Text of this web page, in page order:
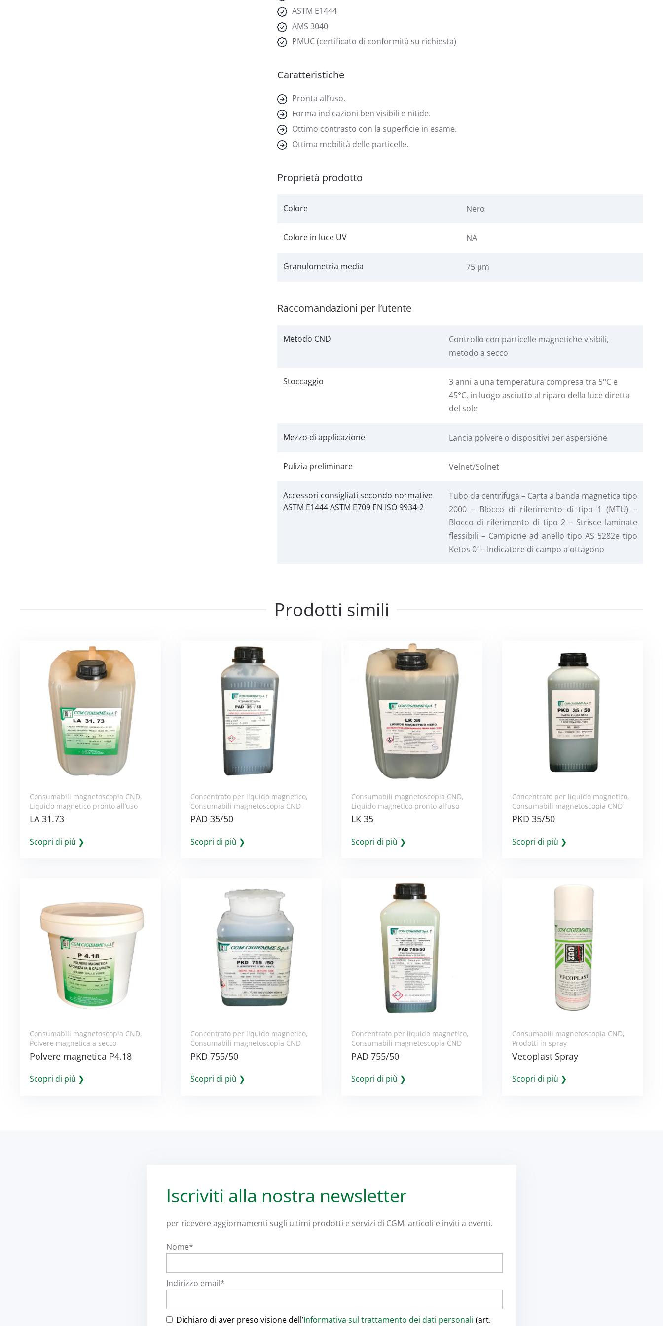
ASTM E1444
AMS 3040
PMUC (certificato di conformità su richiesta)
Caratteristiche
Pronta all’uso.
Forma indicazioni ben visibili e nitide.
Ottimo contrasto con la superficie in esame.
Ottima mobilità delle particelle.
Proprietà prodotto
Colore Nero
Colore in luce UV NA
Granulometria media 75 μm
Raccomandazioni per l’utente
Metodo CND
Controllo con particelle magnetiche visibili,
metodo a secco
Stoccaggio
3 anni a una temperatura compresa tra 5°C e
45°C, in luogo asciutto al riparo della luce diretta
del sole
Mezzo di applicazione Lancia polvere o dispositivi per aspersione
Pulizia preliminare Velnet/Solnet
Accessori consigliati secondo normative
ASTM E1444 ASTM E709 EN ISO 9934-2
Tubo da centrifuga – Carta a banda magnetica tipo
2000 – Blocco di riferimento di tipo 1 (MTU) –
Blocco di riferimento di tipo 2 – Strisce laminate
flessibili – Campione ad anello tipo AS 5282e tipo
Ketos 01– Indicatore di campo a ottagono
Prodotti simili
Consumabili magnetoscopia CND,
Liquido magnetico pronto all’uso
LA 31.73
Scopri di più ❯
Concentrato per liquido magnetico,
Consumabili magnetoscopia CND
PAD 35/50
Scopri di più ❯
Consumabili magnetoscopia CND,
Liquido magnetico pronto all’uso
LK 35
Scopri di più ❯
Concentrato per liquido magnetico,
Consumabili magnetoscopia CND
PKD 35/50
Scopri di più ❯
Consumabili magnetoscopia CND,
Polvere magnetica a secco
Polvere magnetica P4.18
Scopri di più ❯
Concentrato per liquido magnetico,
Consumabili magnetoscopia CND
PKD 755/50
Scopri di più ❯
Concentrato per liquido magnetico,
Consumabili magnetoscopia CND
PAD 755/50
Scopri di più ❯
Consumabili magnetoscopia CND,
Prodotti in spray
Vecoplast Spray
Scopri di più ❯
Iscriviti alla nostra newsletter
per ricevere aggiornamenti sugli ultimi prodotti e servizi di CGM, articoli e inviti a eventi.
Nome*
Indirizzo email*
Dichiaro di aver preso visione dell’Informativa sul trattamento dei dati personali (art.